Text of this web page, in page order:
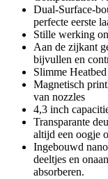
Dual-Surface-
perfecte eerste
Stille werking
Aan de zijkant
bijvullen en
Slimme
Magnetisch
van nozzles
4,3 inch
Transparante
altijd een oogje
Ingebouwd
deeltjes en
absorberen.